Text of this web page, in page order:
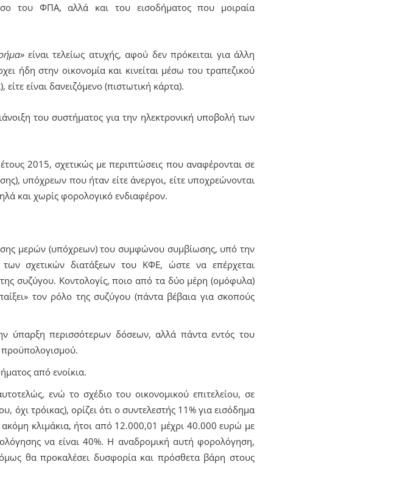
του ΦΠΑ, αλλά και του εισοδήματος που μοιραία
είναι τελείως ατυχής, αφού δεν πρόκειται για άλλη
ήδη στην οικονομία και κινείται μέσω του τραπεζικού
είναι δανειζόμενο (πιστωτική κάρτα).
του συστήματος για την ηλεκτρονική υποβολή των
2015, σχετικώς με περιπτώσεις που αναφέρονται σε
υπόχρεων που ήταν είτε άνεργοι, είτε υποχρεώνονται
και χωρίς φορολογικό ενδιαφέρον.
μερών (υπόχρεων) του συμφώνου συμβίωσης, υπό την
των σχετικών διατάξεων του ΚΦΕ, ώστε να επέρχεται
συζύγου. Κοντολογίς, ποιο από τα δύο μέρη (ομόφυλα)
τον ρόλο της συζύγου (πάντα βέβαια για σκοπούς
ύπαρξη περισσότερων δόσεων, αλλά πάντα εντός του
προϋπολογισμού.
από ενοίκια.
ενώ το σχέδιο του οικονομικού επιτελείου, σε
όχι τρόικας), ορίζει ότι ο συντελεστής 11% για εισόδημα
κλιμάκια, ήτοι από 12.000,01 μέχρι 40.000 ευρώ με
να είναι 40%. Η αναδρομική αυτή φορολόγηση,
θα προκαλέσει δυσφορία και πρόσθετα βάρη στους